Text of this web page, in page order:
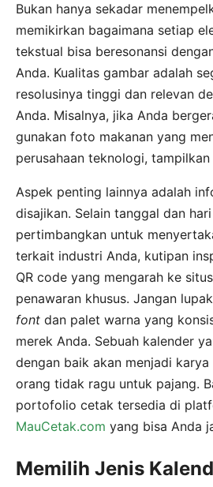
Bukan hanya sekadar
memikirkan bagaimana setiap
tekstual bisa beresonansi
Anda. Kualitas gambar adalah
resolusinya tinggi dan relevan
Anda. Misalnya, jika Anda
gunakan foto makanan yang
perusahaan teknologi,
Aspek penting lainnya adalah
disajikan. Selain tanggal dan
pertimbangkan untuk
terkait industri Anda, kutipan
QR code yang mengarah ke
penawaran khusus. Jangan
font dan palet warna yang
merek Anda. Sebuah kalender
dengan baik akan menjadi
orang tidak ragu untuk pajang.
portofolio cetak tersedia di
MauCetak.com yang bisa Anda
Memilih Jenis